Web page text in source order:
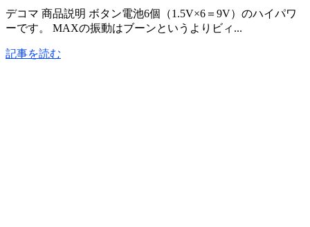
デコマ 商品説明 ボタン電池6個（1.5V×6＝9V）のハイパワ
ーです。 MAXの振動はブーンというよりビィ...
記事を読む